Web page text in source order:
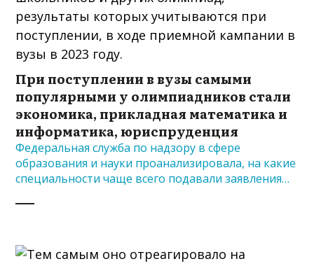
При поступлении в вузы самыми
популярными у олимпиадников стали
экономика, прикладная математика и
информатика, юриспруденция
Федеральная служба по надзору в сфере
образования и науки проанализировала, на какие
специальности чаще всего подавали заявления…